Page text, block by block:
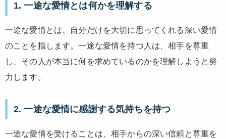
1. 一途な愛情とは何かを理解する
一途な愛情とは、自分だけを大切に思ってくれる深い愛情
のことを指します。一途な愛情を持つ人は、相手を尊重
し、その人が本当に何を求めているのかを理解しようと努
力します。
2. 一途な愛情に感謝する気持ちを持つ
一途な愛情を受けることは、相手からの深い信頼と尊重を